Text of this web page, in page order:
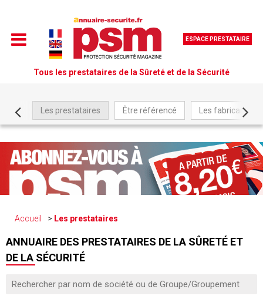
ESPACE PRESTATAIRE
Tous les prestataires de la Sûreté et de la Sécurité
Les prestataires Être référencé Les fabricants
Accueil Les prestataires
ANNUAIRE DES PRESTATAIRES DE LA SÛRETÉ ET
DE LA SÉCURITÉ